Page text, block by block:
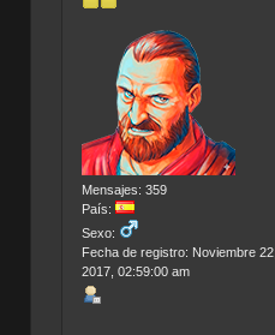
Mensajes: 359
País:
Sexo:
Fecha de registro: Noviembre 22,
2017, 02:59:00 am